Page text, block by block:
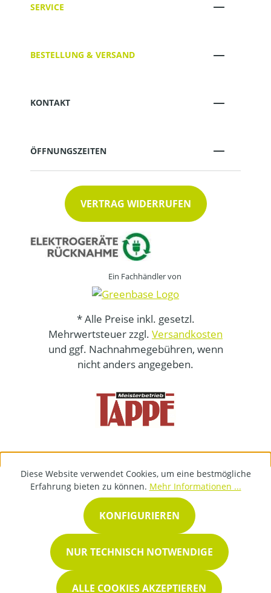
SERVICE
BESTELLUNG & VERSAND
KONTAKT
ÖFFNUNGSZEITEN
VERTRAG WIDERRUFEN
Ein Fachhändler von
* Alle Preise inkl. gesetzl.
Mehrwertsteuer zzgl. Versandkosten
und ggf. Nachnahmegebühren, wenn
nicht anders angegeben.
Diese Website verwendet Cookies, um eine bestmögliche
Erfahrung bieten zu können. Mehr Informationen ...
NUR TECHNISCH NOTWENDIGE
KONFIGURIEREN
ALLE COOKIES AKZEPTIEREN